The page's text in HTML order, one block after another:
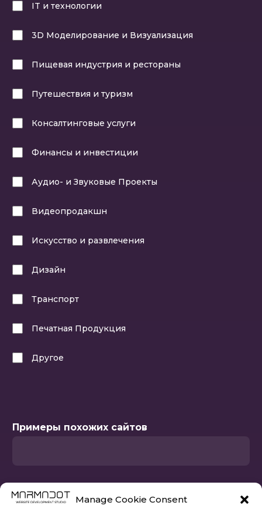
Manage Cookie Consent
IT и технологии
3D Моделирование и Визуализация
Пищевая индустрия и рестораны
Путешествия и туризм
Консалтинговые услуги
Финансы и инвестиции
Аудио- и Звуковые Проекты
Видеопродакшн
Искусство и развлечения
Дизайн
Транспорт
Печатная Продукция
Другое
Примеры похожих сайтов